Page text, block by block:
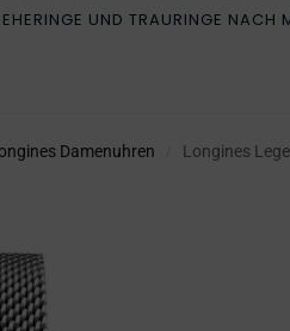
EHERINGE UND TRAURINGE NACH
Damenuhren Longines